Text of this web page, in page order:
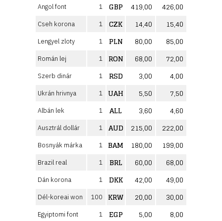
Angol font 1 GBP 419,00 426,00
Cseh korona 1 CZK 14,40 15,40
Lengyel zloty 1 PLN 80,00 85,00
Román lej 1 RON 68,00 72,00
Szerb dinár 1 RSD 3,00 4,00
Ukrán hrivnya 1 UAH 5,50 7,50
Albán lek 1 ALL 3,60 4,60
Ausztrál dollár 1 AUD 215,00 222,00
Bosnyák márka 1 BAM 180,00 199,00
Brazil real 1 BRL 60,00 68,00
Dán korona 1 DKK 42,00 49,00
Dél-koreai won 100 KRW 20,00 30,00
Egyiptomi font 1 EGP 5,00 8,00